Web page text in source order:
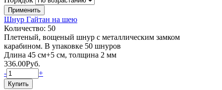
Шнур Гайтан на шею
Количество: 50
Плетеный, вощеный шнур с металлическим замком
карабином. В упаковке 50 шнуров
Длина 45 см+5 см, толщина 2 мм
336.00Руб.
-
+